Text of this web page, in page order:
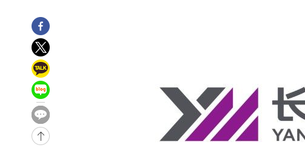
-29101초 전 >
실천"
-28186초 전 >
운드는 임시"
-19754초 전 >
-19718초 전 >
선포
-19681초 전 >
[단독]중수청 지원 검사들, 정원 초과 시 낮은 계급 임용…희망지 못
갈 수도
-17652초 전 >
낮 최고 37도 찜통더위…곳곳 소나기·강원 많은 비[내일날씨]
-15958초 전 >
SK하이닉스, 용인·청주 팹에 54조 투자…"AI 메모리 수요 선제 대
응"
-12814초 전 >